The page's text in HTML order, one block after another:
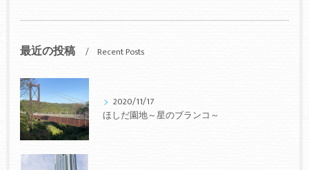
最近の投稿 Recent Posts
2020/11/17
ほしだ園地～星のブランコ～